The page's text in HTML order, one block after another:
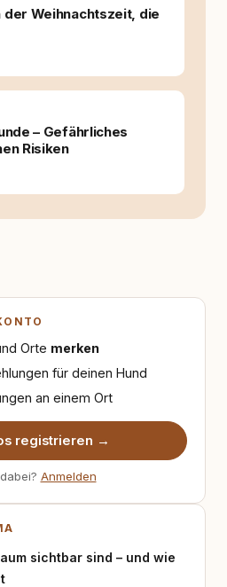
der Weihnachtszeit, die
– Gefährliches
Risiken
Orte merken
für deinen Hund
an einem Ort
registrieren →
Anmelden
sichtbar sind – und wie